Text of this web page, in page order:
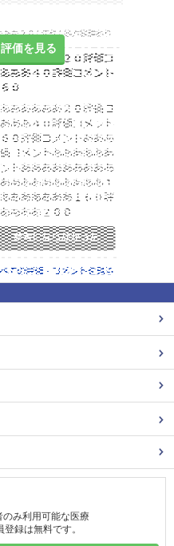
価を見る
み利用可能な医療
録は無料です。